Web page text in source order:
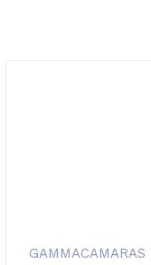
GAMMACAMARAS